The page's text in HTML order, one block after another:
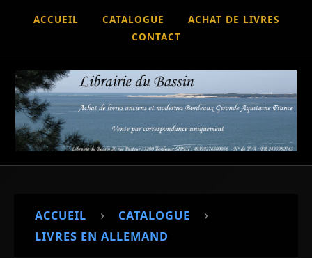
ACCUEIL CATALOGUE
ACHAT DE LIVRES
CONTACT
ACCUEIL › CATALOGUE ›
LIVRES EN ALLEMAND